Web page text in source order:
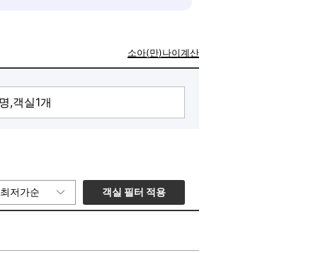
소아(만)나이계산
최저가순 객실 필터 적용